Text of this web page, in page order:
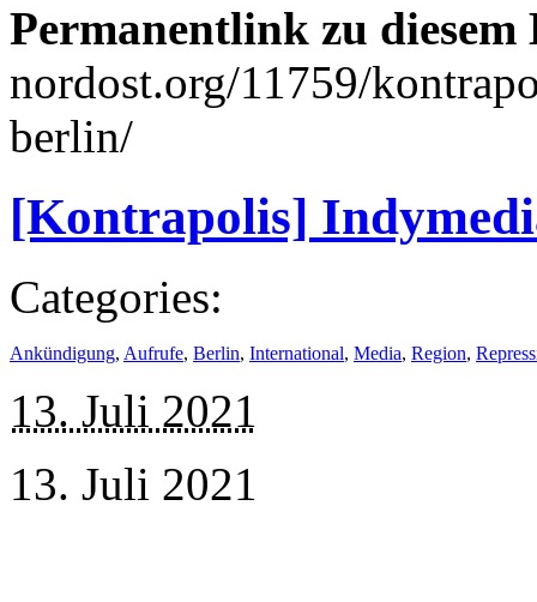
Permanentlink zu
nordost.org/11759/
berlin/
[Kontrapolis]
Categories:
Ankündigung, Aufrufe, Berlin, International, Media, Region,
13. Juli 2021
13. Juli 2021